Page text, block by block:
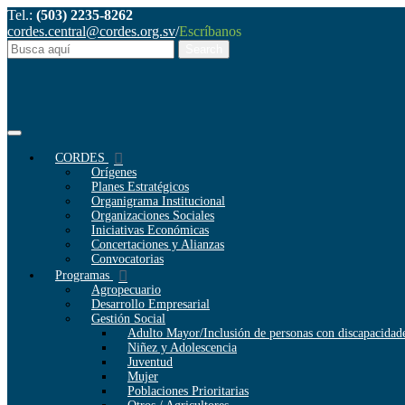
Tel.: (503) 2235-8262
cordes.central@cordes.org.sv/Escríbanos
CORDES
Orígenes
Planes Estratégicos
Organigrama Institucional
Organizaciones Sociales
Iniciativas Económicas
Concertaciones y Alianzas
Convocatorias
Programas
Agropecuario
Desarrollo Empresarial
Gestión Social
Adulto Mayor/Inclusión de personas con
Niñez y Adolescencia
Juventud
Mujer
Poblaciones Prioritarias